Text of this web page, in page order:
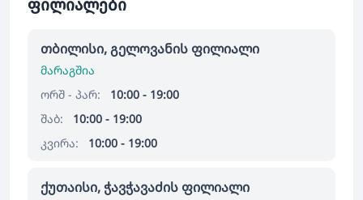
ფილიალები
თბილისი, გელოვანის ფილიალი
მარაგშია
ორშ - პარ:
10:00 - 19:00
შაბ:
10:00 - 19:00
კვირა:
10:00 - 19:00
ქუთაისი, ჭავჭავაძის ფილიალი